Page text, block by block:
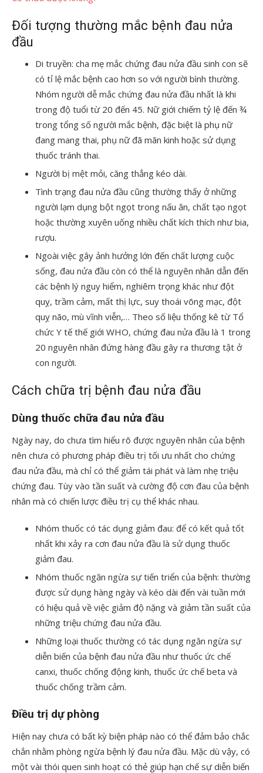
Đối tượng thường mắc bệnh đau nửa
đầu
Di truyền: cha mẹ mắc chứng đau nửa đầu sinh con sẽ
có tỉ lệ mắc bệnh cao hơn so với người bình thường.
Nhóm người dễ mắc chứng đau nửa đầu nhất là khi
trong độ tuổi từ 20 đến 45. Nữ giới chiếm tỷ lệ đến ¾
trong tổng số người mắc bệnh, đặc biệt là phụ nữ
đang mang thai, phụ nữ đã mãn kinh hoặc sử dụng
thuốc tránh thai.
Người bị mệt mỏi, căng thẳng kéo dài.
Tình trạng đau nửa đầu cũng thường thấy ở những
người lạm dụng bột ngọt trong nấu ăn, chất tạo ngọt
hoặc thường xuyên uống nhiều chất kích thích như bia,
rượu.
Ngoài việc gây ảnh hưởng lớn đến chất lượng cuộc
sống, đau nửa đầu còn có thể là nguyên nhân dẫn đến
các bệnh lý nguy hiểm, nghiêm trọng khác như đột
quỵ, trầm cảm, mất thị lực, suy thoái võng mạc, đột
quỵ não, mù vĩnh viễn,… Theo số liệu thống kê từ Tổ
chức Y tế thế giới WHO, chứng đau nửa đầu là 1 trong
20 nguyên nhân đứng hàng đầu gây ra thương tật ở
con người.
Cách chữa trị bệnh đau nửa đầu
Dùng thuốc chữa đau nửa đầu
Ngày nay, do chưa tìm hiểu rõ được nguyên nhân của bệnh
nên chưa có phương pháp điều trị tối ưu nhất cho chứng
đau nửa đầu, mà chỉ có thể giảm tái phát và làm nhẹ triệu
chứng đau. Tùy vào tần suất và cường độ cơn đau của bệnh
nhân mà có chiến lược điều trị cụ thể khác nhau.
Nhóm thuốc có tác dụng giảm đau: để có kết quả tốt
nhất khi xảy ra cơn đau nửa đầu là sử dụng thuốc
giảm đau.
Nhóm thuốc ngăn ngừa sự tiến triển của bệnh: thường
được sử dụng hàng ngày và kéo dài đến vài tuần mới
có hiệu quả về việc giảm độ nặng và giảm tần suất của
những triệu chứng đau nửa đầu.
Những loại thuốc thường có tác dụng ngăn ngừa sự
diễn biến của bệnh đau nửa đầu như thuốc ức chế
canxi, thuốc chống động kinh, thuốc ức chế beta và
thuốc chống trầm cảm.
Điều trị dự phòng
Hiện nay chưa có bất kỳ biện pháp nào có thể đảm bảo chắc
chắn nhằm phòng ngừa bệnh lý đau nửa đầu. Mặc dù vậy, có
một vài thói quen sinh hoạt có thẻ giúp hạn chế sự diễn biến